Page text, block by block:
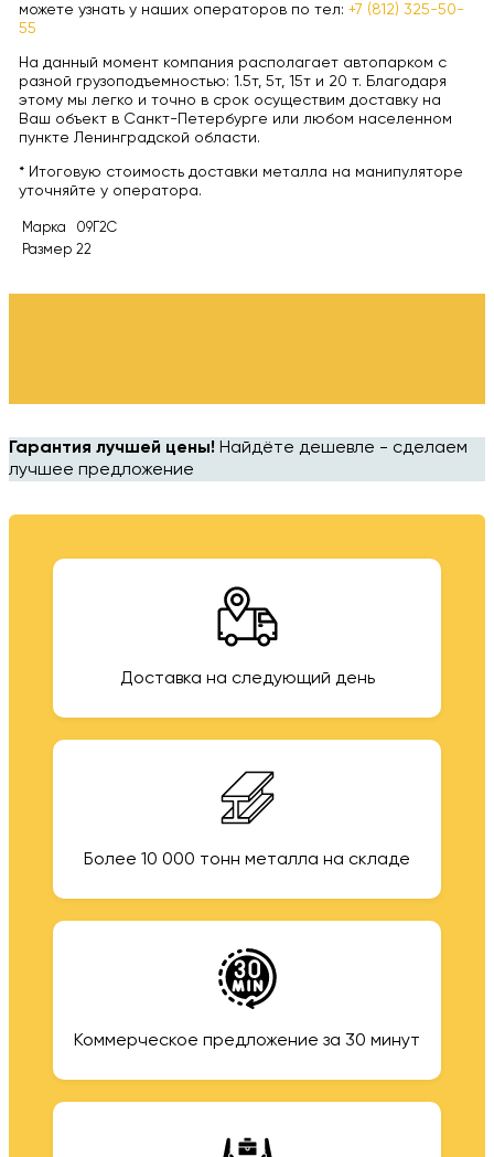
можете узнать у наших операторов по тел: +7 (812) 325-50-
55
На данный момент компания располагает автопарком с
разной грузоподъемностью: 1.5т, 5т, 15т и 20 т. Благодаря
этому мы легко и точно в срок осуществим доставку на
Ваш объект в Санкт-Петербурге или любом населенном
пункте Ленинградской области.
* Итоговую стоимость доставки металла на манипуляторе
уточняйте у оператора.
Марка
09Г2С
Размер 22
Гарантия лучшей цены! Найдёте дешевле - сделаем
лучшее предложение
Доставка на следующий день
Более 10 000 тонн металла на складе
Коммерческое предложение за 30 минут